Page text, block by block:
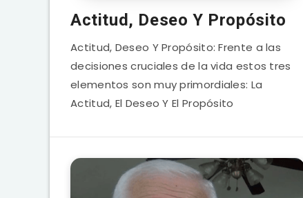
Actitud, Deseo Y Propósito
Actitud, Deseo Y Propósito: Frente a las
decisiones cruciales de la vida estos tres
elementos son muy primordiales: La
Actitud, El Deseo Y El Propósito